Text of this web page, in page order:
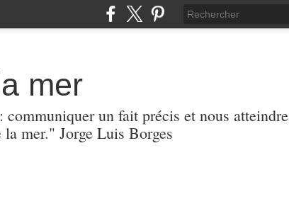
mer
un fait précis et nous atteindre
mer." Jorge Luis Borges